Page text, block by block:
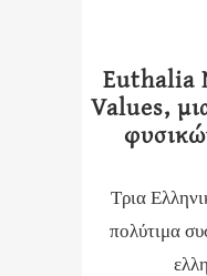
Euthalia
Values,
Τρια
πολύτιμα